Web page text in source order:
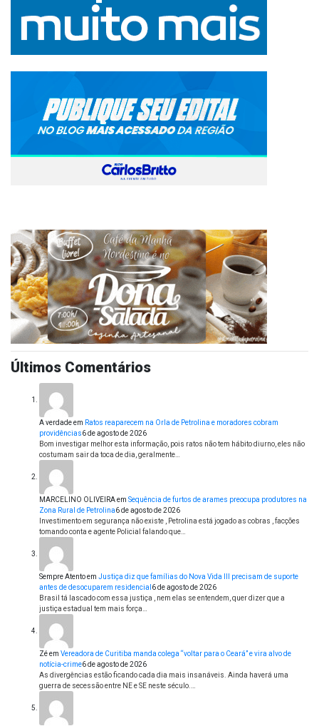
Últimos Comentários
A verdadeem Ratos reaparecem na Orla de Petrolina e moradores cobram
providências6 de agosto de 2026
Bom investigar melhor esta informação, pois ratos não tem hábito diurno, eles não
costumam sair da toca de dia, geralmente…
MARCELINO OLIVEIRAem Sequência de furtos de arames preocupa produtores na
Zona Rural de Petrolina6 de agosto de 2026
Investimento em segurança não existe , Petrolina está jogado as cobras , facções
tomando conta e agente Policial falando que…
Sempre Atentoem Justiça diz que famílias do Nova Vida III precisam de suporte
antes de desocuparem residencial 6 de agosto de 2026
Brasil tá lascado com essa justiça , nem elas se entendem, quer dizer que a
justiça estadual tem mais força…
Zéem Vereadora de Curitiba manda colega “voltar para o Ceará” e vira alvo de
notícia-crime6 de agosto de 2026
As divergências estão ficando cada dia mais insanáveis. Ainda haverá uma
guerra de secessão entre NE e SE neste século.…